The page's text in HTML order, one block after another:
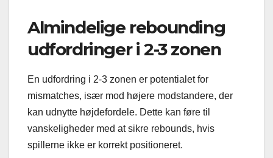
Almindelige rebounding
udfordringer i 2-3 zonen
En udfordring i 2-3 zonen er potentialet for
mismatches, især mod højere modstandere, der
kan udnytte højdefordele. Dette kan føre til
vanskeligheder med at sikre rebounds, hvis
spillerne ikke er korrekt positioneret.